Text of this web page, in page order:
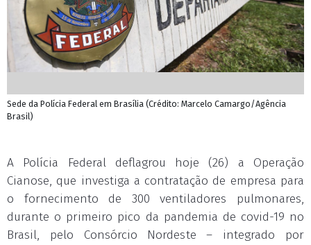
Sede da Polícia Federal em Brasília (Crédito: Marcelo Camargo/Agência
Brasil)
A Polícia Federal deflagrou hoje (26) a Operação
Cianose, que investiga a contratação de empresa para
o fornecimento de 300 ventiladores pulmonares,
durante o primeiro pico da pandemia de covid-19 no
Brasil, pelo Consórcio Nordeste – integrado por